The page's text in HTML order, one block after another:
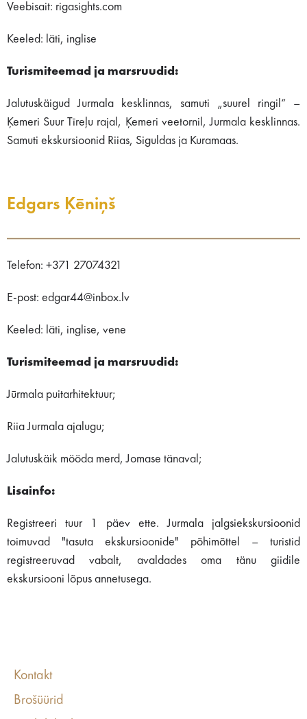
Veebisait: rigasights.com
Keeled: läti, inglise
Turismiteemad ja marsruudid:
Jalutuskäigud Jurmala kesklinnas, samuti „suurel ringil“ –
Ķemeri Suur Tīreļu rajal, Ķemeri veetornil, Jurmala kesklinnas.
Samuti ekskursioonid Riias, Siguldas ja Kuramaas.
Edgars Ķēniņš
Telefon: +371 27074321
E-post: edgar44@inbox.lv
Keeled: läti, inglise, vene
Turismiteemad ja marsruudid:
Jūrmala puitarhitektuur;
Riia Jurmala ajalugu;
Jalutuskäik mööda merd, Jomase tänaval;
Lisainfo:
Registreeri tuur 1 päev ette. Jurmala jalgsiekskursioonid
toimuvad "tasuta ekskursioonide" põhimõttel – turistid
registreeruvad vabalt, avaldades oma tänu giidile
ekskursiooni lõpus annetusega.
Kontakt
Brošüürid